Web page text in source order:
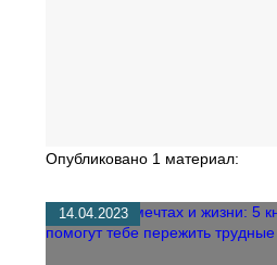
Опубликовано 1 материал:
14.04.2023